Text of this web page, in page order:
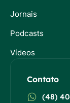
Jornais
Podcasts
Vídeos
Contato
(48)